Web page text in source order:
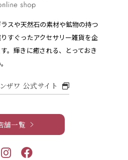
スや天然石の素材や鉱物の持つ
すぐったアクセサリー雑貨を企
。 輝きに癒される、とっておき
ザワ 公式サイト
舗一覧